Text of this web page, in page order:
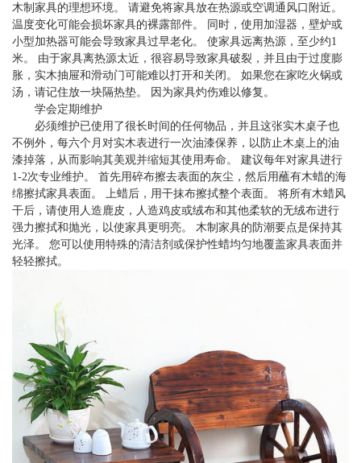
木制家具的理想环境。 请避免将家具放在热源或空调通风口附近。
温度变化可能会损坏家具的裸露部件。 同时，使用加湿器，壁炉或
小型加热器可能会导致家具过早老化。 使家具远离热源，至少约1
米。 由于家具离热源太近，很容易导致家具破裂，并且由于过度膨
胀，实木抽屉和滑动门可能难以打开和关闭。 如果您在家吃火锅或
汤，请记住放一块隔热垫。 因为家具灼伤难以修复。
学会定期维护
必须维护已使用了很长时间的任何物品，并且这张实木桌子也
不例外，每六个月对实木表进行一次油漆保养，以防止木桌上的油
漆掉落，从而影响其美观并缩短其使用寿命。 建议每年对家具进行
1-2次专业维护。 首先用碎布擦去表面的灰尘，然后用蘸有木蜡的海
绵擦拭家具表面。 上蜡后，用干抹布擦拭整个表面。 将所有木蜡风
干后，请使用人造鹿皮，人造鸡皮或绒布和其他柔软的无绒布进行
强力擦拭和抛光，以使家具更明亮。 木制家具的防潮要点是保持其
光泽。 您可以使用特殊的清洁剂或保护性蜡均匀地覆盖家具表面并
轻轻擦拭。